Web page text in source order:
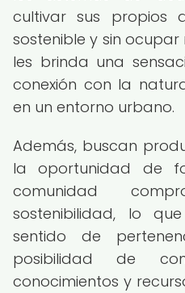
cultivar sus propios
sostenible y sin
les brinda una
conexión con la
en un entorno urbano.
Además, buscan
la oportunidad de
comunidad
sostenibilidad, lo
sentido de
posibilidad de
conocimientos y